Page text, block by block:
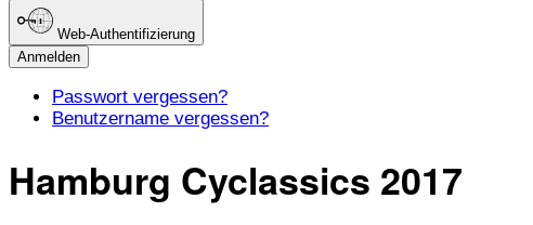
Web-Authentifizierung
Anmelden
Passwort vergessen?
Benutzername vergessen?
Hamburg Cyclassics 2017